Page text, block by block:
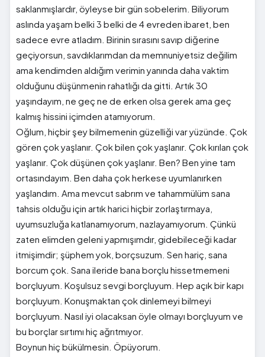
saklanmışlardır, öyleyse bir gün sobelerim. Biliyorum
aslında yaşam belki 3 belki de 4 evreden ibaret, ben
sadece evre atladım. Birinin sırasını savıp diğerine
geçiyorsun, savdıklarımdan da memnuniyetsiz değilim
ama kendimden aldığım verimin yanında daha vaktim
olduğunu düşünmenin rahatlığı da gitti. Artık 30
yaşındayım, ne geç ne de erken olsa gerek ama geç
kalmış hissini içimden atamıyorum.
Oğlum, hiçbir şey bilmemenin güzelliği var yüzünde. Çok
gören çok yaşlanır. Çok bilen çok yaşlanır. Çok kırılan çok
yaşlanır. Çok düşünen çok yaşlanır. Ben? Ben yine tam
ortasındayım. Ben daha çok herkese uyumlanırken
yaşlandım. Ama mevcut sabrım ve tahammülüm sana
tahsis olduğu için artık harici hiçbir zorlaştırmaya,
uyumsuzluğa katlanamıyorum, nazlayamıyorum. Çünkü
zaten elimden geleni yapmışımdır, gidebileceği kadar
itmişimdir; şüphem yok, borçsuzum. Sen hariç, sana
borcum çok. Sana ileride bana borçlu hissetmemeni
borçluyum. Koşulsuz sevgi borçluyum. Hep açık bir kapı
borçluyum. Konuşmaktan çok dinlemeyi bilmeyi
borçluyum. Nasıl iyi olacaksan öyle olmayı borçluyum ve
bu borçlar sırtımı hiç ağrıtmıyor.
Boynun hiç bükülmesin. Öpüyorum.